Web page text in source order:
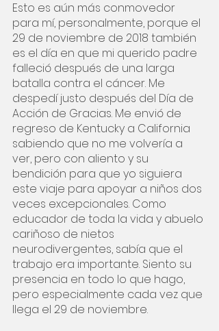
Esto es aún más conmovedor
para mí, personalmente, porque el
29 de noviembre de 2018 también
es el día en que mi querido padre
falleció después de una larga
batalla contra el cáncer. Me
despedí justo después del Día de
Acción de Gracias. Me envió de
regreso de Kentucky a California
sabiendo que no me volvería a
ver, pero con aliento y su
bendición para que yo siguiera
este viaje para apoyar a niños dos
veces excepcionales. Como
educador de toda la vida y abuelo
cariñoso de nietos
neurodivergentes, sabía que el
trabajo era importante. Siento su
presencia en todo lo que hago,
pero especialmente cada vez que
llega el 29 de noviembre.